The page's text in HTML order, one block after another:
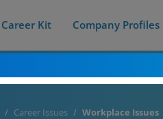
Career Kit Company Profiles
Career Issues Workplace Issues